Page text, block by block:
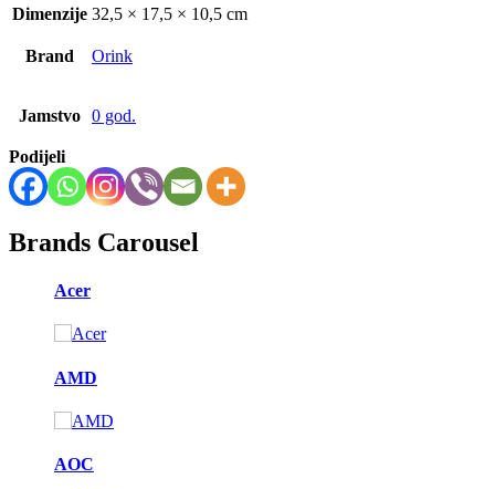
Dimenzije 32,5 × 17,5 × 10,5 cm
Brand Orink
Jamstvo 0 god.
Podijeli
Brands Carousel
Acer
AMD
AOC